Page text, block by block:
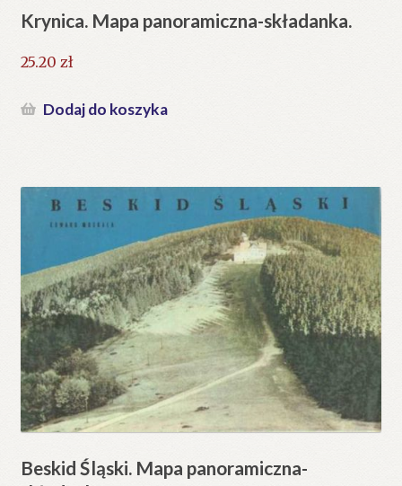
Krynica. Mapa panoramiczna-składanka.
25.20 zł
Dodaj do koszyka
Beskid Śląski. Mapa panoramiczna-